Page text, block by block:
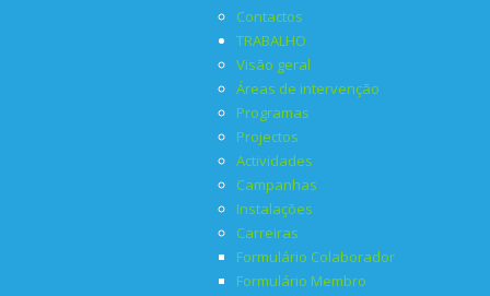
Contactos
TRABALHO
Visão geral
Áreas de intervenção
Programas
Projectos
Actividades
Campanhas
Instalações
Carreiras
Formulário Colaborador
Formulário Membro